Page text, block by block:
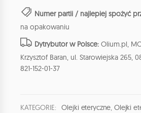
Numer partii / najlepiej spożyć
na opakowaniu
Dytrybutor w Polsce: Olium.pl,
Krzysztof Baran, ul. Starowiejska 265,
821-152-01-37
KATEGORIE: Olejki eteryczne, Olejki